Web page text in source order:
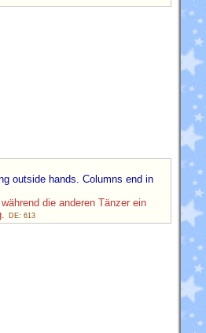
outside hands. Columns end in
die anderen Tänzer ein
DE: 613